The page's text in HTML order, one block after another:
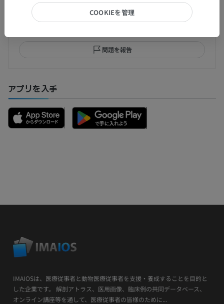
修正や翻訳、内容の改善の提案がありましたらどう
ぞお知らせください。
問題を報告
アプリを入手
IMAIOSは、医療従事者と動物医療従事者を支援・養成することを目的と
した企業です。 解剖アトラス、医用画像、臨床例の共同データベース、
オンライン講座等を通して、医療従事者の皆様のために...
COOKIEを管理